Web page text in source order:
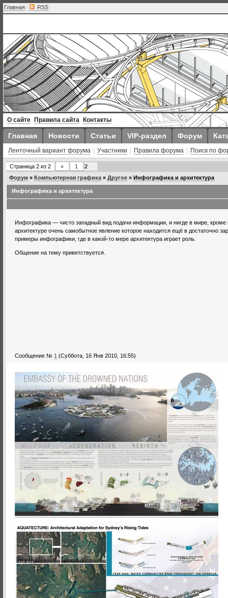
Главная | RSS
О сайте Правила сайта Контакты
Главная Новости Статьи VIP-раздел Форум
Ленточный вариант форума Участники Правила форума Поиск по
Страница 2 из 2 « 1
2
Форум » Компьютерная графика » Другое » Инфографика и архитектура
Инфографика и архитектура
Инфографика — чисто западный вид подачи информации, и нигде в мире, кроме
архитектуре очень самобытное явление которое находится ещё в достаточно
примеры инфографики, где в какой-то мере архитектура играет роль.
Общение на тему приветствуется.
Сообщение № 1 (Суббота, 16 Янв 2010, 16:55)